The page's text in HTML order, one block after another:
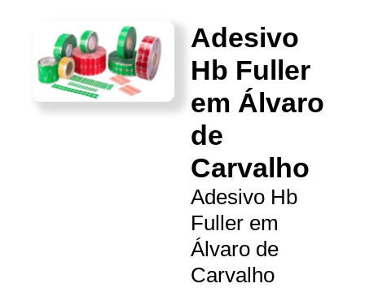
Adesivo
Hb Fuller
em Álvaro
de
Carvalho
Adesivo Hb
Fuller em
Álvaro de
Carvalho